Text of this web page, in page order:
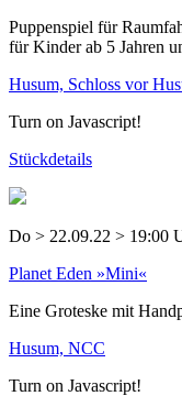
Puppenspiel für
für Kinder ab 5 Jahren
Husum, Schloss vor
Turn on Javascript!
Stückdetails
Do > 22.09.22 > 19:00
Planet Eden »Mini«
Eine Groteske mit
Husum, NCC
Turn on Javascript!